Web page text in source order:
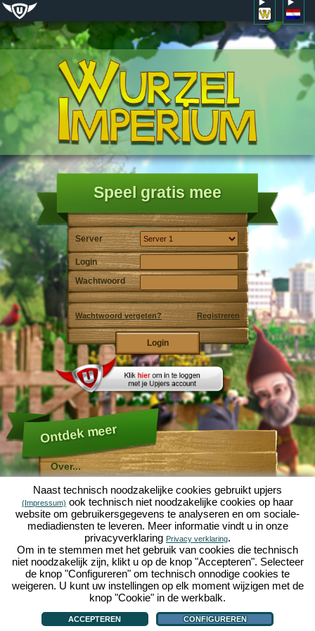
Speel gratis mee
Server
Login
Wachtwoord
Wachtwoord vergeten? Registreren
Ontdek meer
Over...
Molehill Empire ...
... is een leuke economische simulatie, die draait om
een microcosmos tuin. Als gratis browersspel speelt
het af in je webbowers, zonder extra downloads of
software!
Met de hulp van een ijverige tuinkabouter, kun je zelf je
eigen tuin van Eden namaken. Sla, wortelen, aardbeien,
spinazie of uien - Je mag zelf beslissen welke planten je
wilt kweken. Bezoek de vriendelijke stedenTuinzicht en
Bloesemdorpom te handelen met andere spelers, het
kopen van nieuwe planten en decoraties om je tuin op
te fleuren, lever aan je klanten en zorg er voor dat je
goede vrienden wordt met je buren... anders wordt je
wakker en is je tuin omgeploegd door een leger mollen!
Forum|Hulp|Contact/Voorwaarden/Privacy|upjers GmbH|Cookies beheren
Naast technisch noodzakelijke cookies gebruikt upjers
(Impressum) ook technisch niet noodzakelijke cookies op haar
website om gebruikersgegevens te analyseren en om sociale-
mediadiensten te leveren. Meer informatie vindt u in onze
privacyverklaring Privacy verklaring.
Om in te stemmen met het gebruik van cookies die technisch
niet noodzakelijk zijn, klikt u op de knop "Accepteren". Selecteer
de knop "Configureren" om technisch onnodige cookies te
weigeren. U kunt uw instellingen op elk moment wijzigen met de
knop "Cookie" in de werkbalk.
ACCEPTEREN CONFIGUREREN